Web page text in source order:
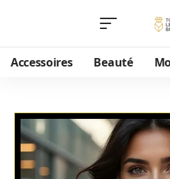
Accessoires Beauté